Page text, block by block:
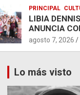
PRINCIPAL
LIBIA
ANUNCIA
agosto 7, 2026
Lo más visto